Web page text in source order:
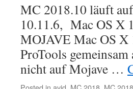
MC 2018.10 läuft
10.11.6, Mac OS X
MOJAVE Mac OS
ProTools
nicht auf Mojave …